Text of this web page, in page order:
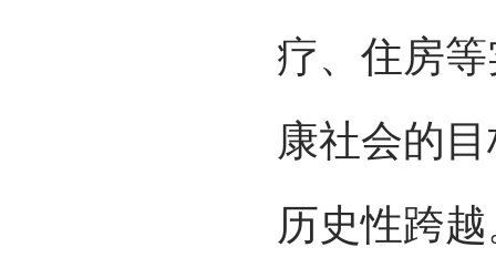
疗、住房
康社会的
历史性跨